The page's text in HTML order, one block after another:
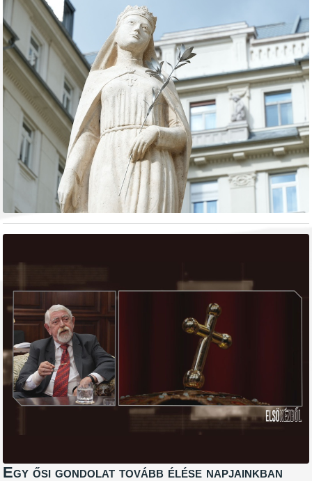
Egy ősi gondolat tovább élése napjainkban